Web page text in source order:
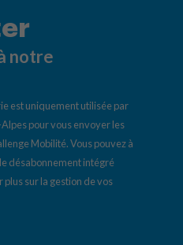
notre
est uniquement utilisée par
pour vous envoyer les
Mobilité. Vous pouvez à
désabonnement intégré
plus sur la gestion de vos